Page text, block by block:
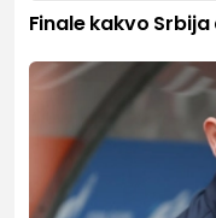
Finale kakvo Srbija